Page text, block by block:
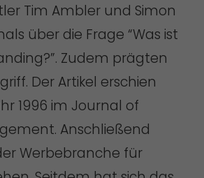
Tim Ambler und Simon
über die Frage “Was ist
Zudem prägten
Der Artikel erschien
1996 im Journal of
Anschließend
Werbebranche für